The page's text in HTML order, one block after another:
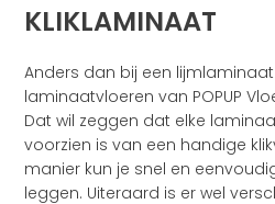
KLIKLAMINAAT
Anders dan bij een lijmlaminaat
laminaatvloeren van POPUP
Dat wil zeggen dat elke
voorzien is van een handige
manier kun je snel en
leggen. Uiteraard is er wel